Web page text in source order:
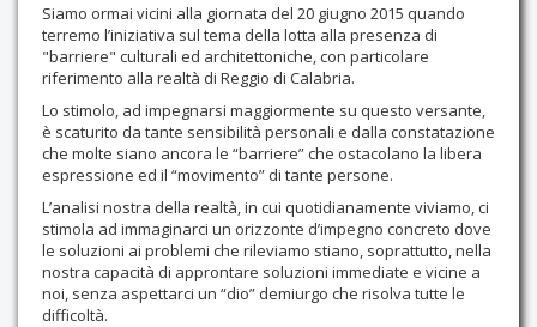
Siamo ormai vicini alla giornata del 20 giugno 2015 quando
terremo l’iniziativa sul tema della lotta alla presenza di
"barriere" culturali ed architettoniche, con particolare
riferimento alla realtà di Reggio di Calabria.
Lo stimolo, ad impegnarsi maggiormente su questo versante,
è scaturito da tante sensibilità personali e dalla constatazione
che molte siano ancora le “barriere” che ostacolano la libera
espressione ed il “movimento” di tante persone.
L’analisi nostra della realtà, in cui quotidianamente viviamo, ci
stimola ad immaginarci un orizzonte d’impegno concreto dove
le soluzioni ai problemi che rileviamo stiano, soprattutto, nella
nostra capacità di approntare soluzioni immediate e vicine a
noi, senza aspettarci un “dio” demiurgo che risolva tutte le
difficoltà.